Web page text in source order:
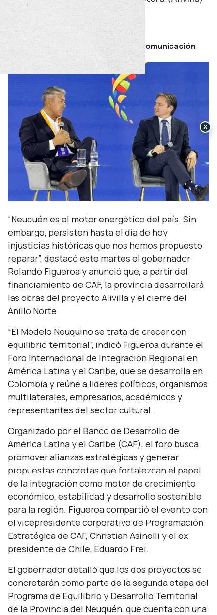
y el cierre del Anillo Norte.
martes 19 de mayo de 2026
Por Secretaría de Prensa y Comunicación
“Neuquén es el motor energético del país. Sin
embargo, persisten hasta el día de hoy
injusticias históricas que nos hemos propuesto
reparar”, destacó este martes el gobernador
Rolando Figueroa y anunció que, a partir del
financiamiento de CAF, la provincia desarrollará
las obras del proyecto Alivilla y el cierre del
Anillo Norte.
“El Modelo Neuquino se trata de crecer con
equilibrio territorial”, indicó Figueroa durante el
Foro Internacional de Integración Regional en
América Latina y el Caribe, que se desarrolla en
Colombia y reúne a líderes políticos, organismos
multilaterales, empresarios, académicos y
representantes del sector cultural.
Organizado por el Banco de Desarrollo de
América Latina y el Caribe (CAF), el foro busca
promover alianzas estratégicas y generar
propuestas concretas que fortalezcan el papel
de la integración como motor de crecimiento
económico, estabilidad y desarrollo sostenible
para la región. Figueroa compartió el evento con
el vicepresidente corporativo de Programación
Estratégica de CAF, Christian Asinelli y el ex
presidente de Chile, Eduardo Frei.
El gobernador detalló que los dos proyectos se
concretarán como parte de la segunda etapa del
Programa de Equilibrio y Desarrollo Territorial
de la Provincia del Neuquén, que cuenta con una
X